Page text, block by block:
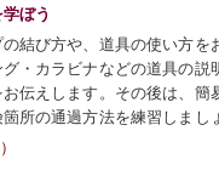
ぼう
結び方や、道具の使い方を
・カラビナなどの道具の説
伝えします。その後は、簡
所の通過方法を練習しまし